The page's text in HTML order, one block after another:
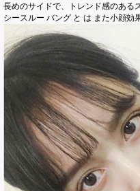
長めのサイドで、トレンド感のある
シースルー バング と は また小顔効